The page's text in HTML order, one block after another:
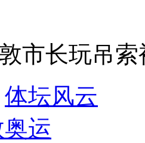
持人遭骂
称赞叶诗文
长玩吊索
体坛风云
运